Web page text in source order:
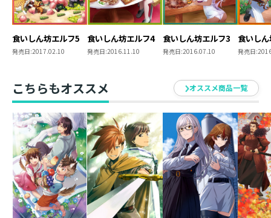
食いしん坊エルフ5
発売日:2017.02.10
食いしん坊エルフ4
発売日:2016.11.10
食いしん坊エルフ3
発売日:2016.07.10
食いし
発売日:
こちらもオススメ オススメ商品一覧